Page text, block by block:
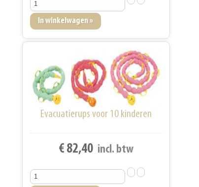
Evacuatierups voor 10 kinderen
€ 82,40 incl. btw